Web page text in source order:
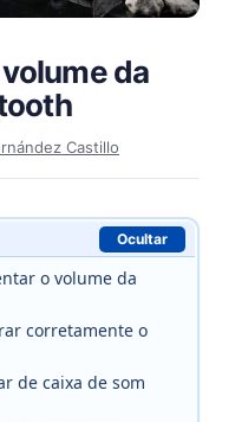
da
Castillo
Ocultar
o volume da
corretamente o
de caixa de som